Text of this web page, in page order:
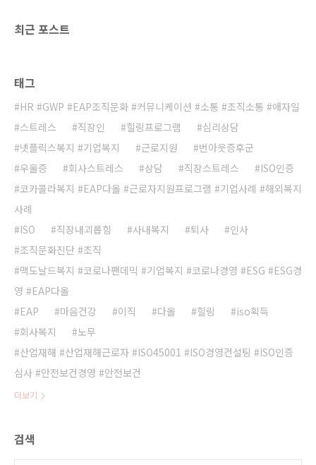
최근 포스트
태그
HR #GWP #EAP조직문화 #커뮤니케이션 #소통 #조직소통 #애자일
스트레스
직장인 힐링프로그램
심리상담
넷플릭스복지 #기업복지
근로지원
번아웃증후군
우울증
회사스트레스 상담 직장스트레스
ISO인증
코카콜라복지 #EAP다올 #근로자지원프로그램 #기업사례 #해외복지
사례
ISO
직장내괴롭힘 사내복지 퇴사
인사
조직문화진단 #조직
맥도날드복지 #코로나팬데믹 #기업복지 #코로나경영 #ESG #ESG경
영 #EAP다올
EAP
마음건강 이직 다올 힐링
iso획득
회사복지
노무
산업재해 #산업재해근로자 #ISO45001 #ISO경영컨설팅 #ISO인증
심사 #안전보건경영 #안전보건
더보기
검색